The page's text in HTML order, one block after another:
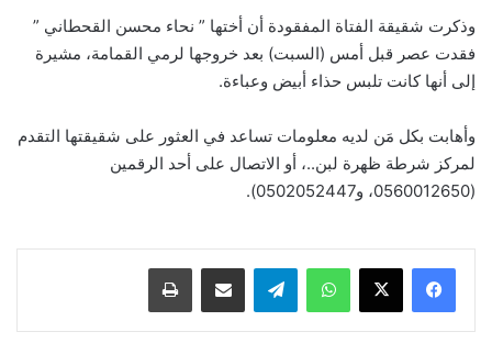
وذكرت شقيقة الفتاة المفقودة أن أختها ” نحاء محسن القحطاني ”
فقدت عصر قبل أمس (السبت) بعد خروجها لرمي القمامة، مشيرة
إلى أنها كانت تلبس حذاء أبيض وعباءة.
وأهابت بكل مَن لديه معلومات تساعد في العثور على شقيقتها التقدم
لمركز شرطة ظهرة لبن..، أو الاتصال على أحد الرقمين
(0560012650، و0502052447).
واتساب تيلقرام مشاركة عبر البريد طباعة